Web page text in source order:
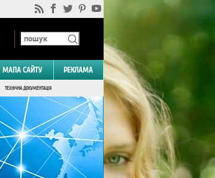
МАПА САЙТУ РЕКЛАМА
ТЕХНІЧНА ДОКУМЕНТАЦІЯ